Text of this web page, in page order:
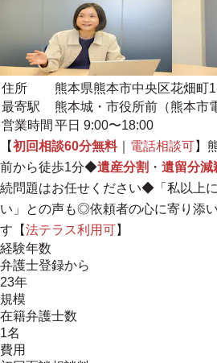
住所
熊本県熊本市中央区花畑町
最寄駅
熊本城・市役所前（熊本市
営業時間 平日 9:00〜18:00
【初回相談60分無料｜ 電話相談可】
前から徒歩1分◆遺産分割 ・ 遺留分減
続問題はお任せください◆「私以上
い」との声も◎依頼者の心に寄り添
す 【法テラス利用可】
経験年数
弁護士登録から
23年
規模
在籍弁護士数
1名
費用